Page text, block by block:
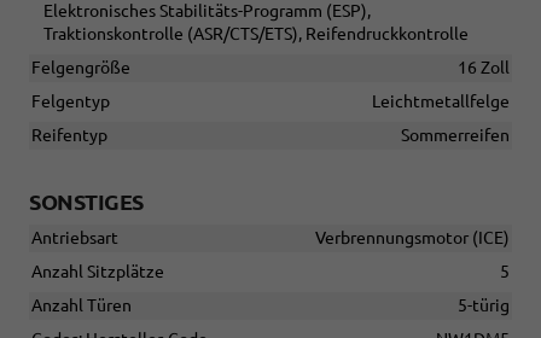
Elektronisches Stabilitäts-Programm (ESP),
Traktionskontrolle (ASR/CTS/ETS), Reifendruckkontrolle
Felgengröße
16 Zoll
Felgentyp
Leichtmetallfelge
Reifentyp
Sommerreifen
SONSTIGES
Antriebsart
Verbrennungsmotor (ICE)
Anzahl Sitzplätze
5
Anzahl Türen
5-türig